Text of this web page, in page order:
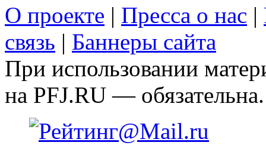
О проекте | Пресса о нас |
связь | Баннеры сайта
При использовании
на PFJ.RU — обязательна.